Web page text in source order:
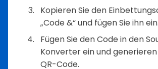
Kopieren Sie den
„Code &“ und fügen Sie ihn
Fügen Sie den Code in den
Konverter ein und generieren
QR-Code.